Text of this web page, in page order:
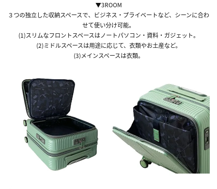
▼3ROOM
３つの独立した収納スペースで、ビジネス・プライベートなど、シーンに合わ
せて使い分け可能。
(1)スリムなフロントスペースはノートパソコン・資料・ガジェット。
(2)ミドルスペースは用途に応じて、衣類やお土産など。
(3)メインスペースは衣類。